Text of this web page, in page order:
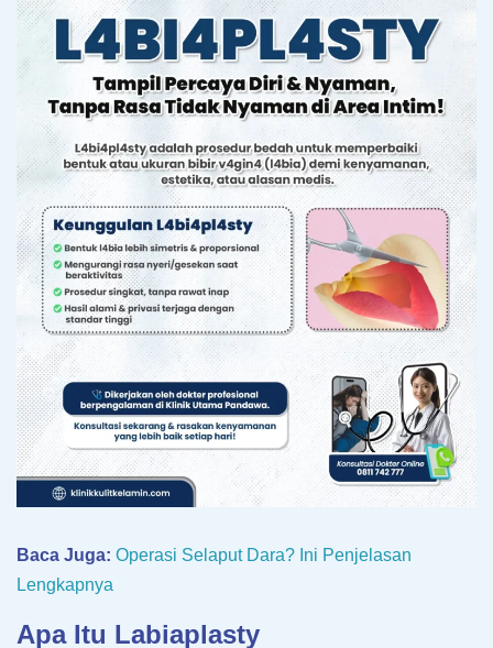
Baca Juga: Operasi Selaput Dara? Ini Penjelasan
Lengkapnya
Apa Itu Labiaplasty